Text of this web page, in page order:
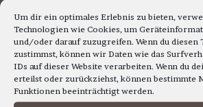
Um dir ein optimales Erlebnis zu bieten,
Technologien wie Cookies, um
und/oder darauf zuzugreifen. Wenn du diesen
zustimmst, können wir Daten wie das
IDs auf dieser Website verarbeiten. Wenn du
erteilst oder zurückziehst, können bestimmte
Funktionen beeinträchtigt werden.
Montag bis Freitag 11.00 bis 18.00
Samstag 10.30 bis 14.00 Uhr
UNTER TEL: 0228-92679000
WIR FREUEN UNS AUF IHREN